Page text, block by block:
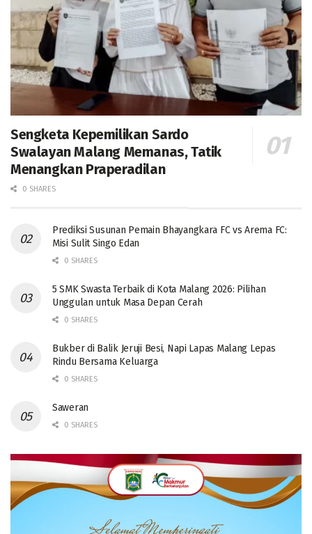
Sengketa Kepemilikan Sardo
Swalayan Malang Memanas, Tatik
Menangkan Praperadilan
0 SHARES
Prediksi Susunan Pemain Bhayangkara FC vs Arema FC:
Misi Sulit Singo Edan
0 SHARES
5 SMK Swasta Terbaik di Kota Malang 2026: Pilihan
Unggulan untuk Masa Depan Cerah
0 SHARES
Bukber di Balik Jeruji Besi, Napi Lapas Malang Lepas
Rindu Bersama Keluarga
0 SHARES
Saweran
0 SHARES